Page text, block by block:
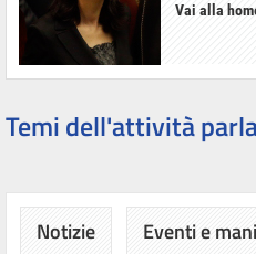
Vai alla
Temi dell'attività
Notizie Eventi e